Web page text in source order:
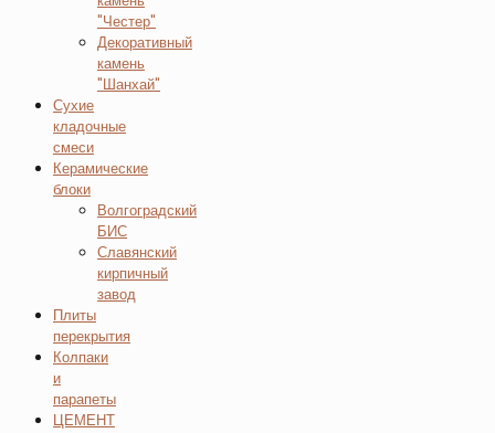
"Честер"
Декоративный
камень
"Шанхай"
Сухие
кладочные
смеси
Керамические
блоки
Волгоградский
БИС
Славянский
кирпичный
завод
Плиты
перекрытия
Колпаки
и
парапеты
ЦЕМЕНТ